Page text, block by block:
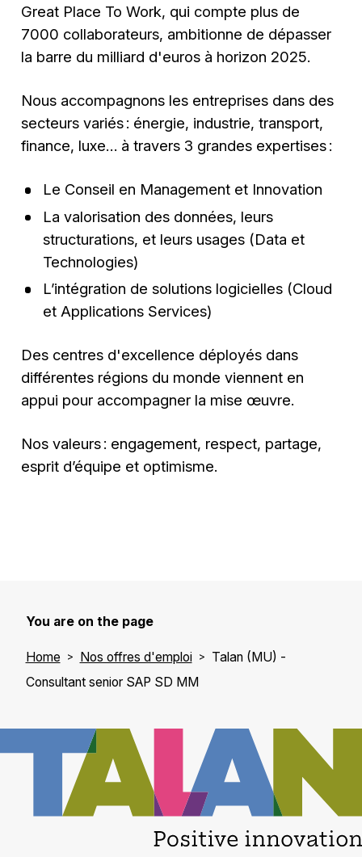
Great Place To Work, qui compte plus de
7000 collaborateurs, ambitionne de dépasser
la barre du milliard d'euros à horizon 2025.
Nous accompagnons les entreprises dans des
secteurs variés : énergie, industrie, transport,
finance, luxe… à travers 3 grandes expertises :
Le Conseil en Management et Innovation
La valorisation des données, leurs
structurations, et leurs usages (Data et
Technologies)
L’intégration de solutions logicielles (Cloud
et Applications Services)
Des centres d'excellence déployés dans
différentes régions du monde viennent en
appui pour accompagner la mise œuvre.
Nos valeurs : engagement, respect, partage,
esprit d’équipe et optimisme.
You are on the page
Home Nos offres d'emploi
Talan (MU) -
Consultant senior SAP SD MM